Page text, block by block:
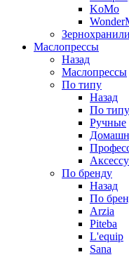
KoMo
Маслопрессы
Назад
Маслопрессы
По типу
Назад
По типу
Ручные
По бренду
Назад
По
Arzia
Piteba
L'equip
Sana